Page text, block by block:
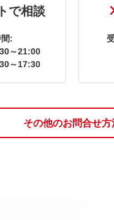
で相談
:
～21:00
～17:30
その他のお問合せ